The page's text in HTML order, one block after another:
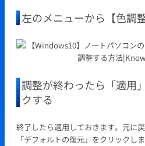
左のメニューから【色調
調整が終わったら「適用
クする
終了したら適用しておきます。元に
「デフォルトの復元」をクリックし